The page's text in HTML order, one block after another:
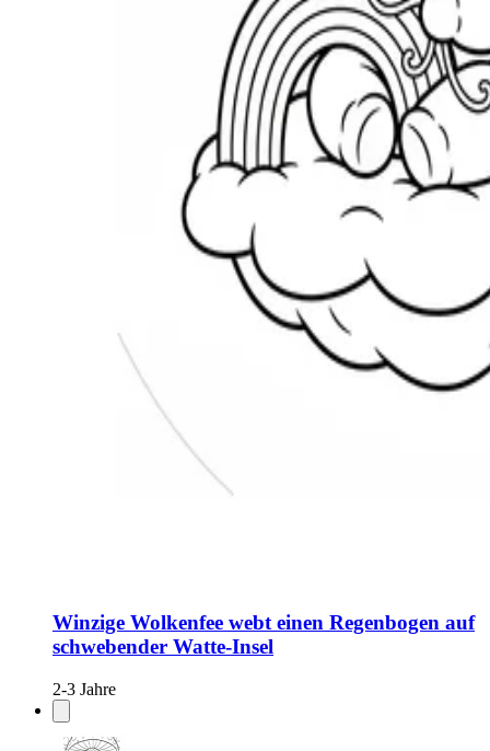
Winzige Wolkenfee webt einen Regenbogen auf
schwebender Watte-Insel
2-3 Jahre